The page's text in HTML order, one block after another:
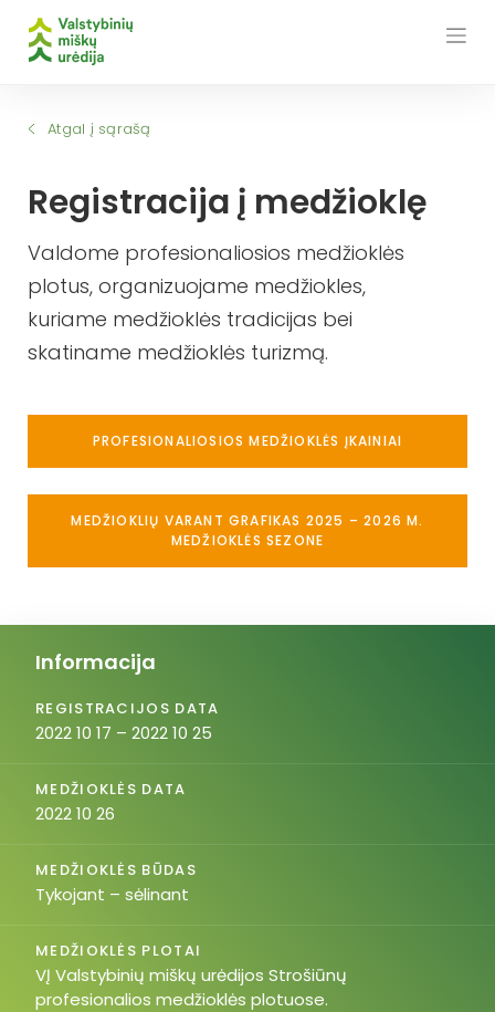
Atgal į sąrašą
Registracija į medžioklę
Valdome profesionaliosios medžioklės
plotus, organizuojame medžiokles,
kuriame medžioklės tradicijas bei
skatiname medžioklės turizmą.
PROFESIONALIOSIOS MEDŽIOKLĖS ĮKAINIAI
MEDŽIOKLIŲ VARANT GRAFIKAS 2025 – 2026 M.
MEDŽIOKLĖS SEZONE
Informacija
REGISTRACIJOS DATA
2022 10 17 – 2022 10 25
MEDŽIOKLĖS DATA
2022 10 26
MEDŽIOKLĖS BŪDAS
Tykojant – sėlinant
MEDŽIOKLĖS PLOTAI
VĮ Valstybinių miškų urėdijos Strošiūnų
profesionalios medžioklės plotuose.